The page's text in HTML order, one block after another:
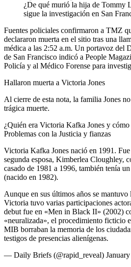
¿De qué murió la hija de Tommy
sigue la investigación en San
Fuentes policiales confirmaron a TMZ
declararon muerta en el sitio tras una
médica a las 2:52 a.m. Un portavoz del
de San Francisco indicó a People
Policía y al Médico Forense para
Hallaron muerta a Victoria Jones
Al cierre de esta nota, la familia Jones
trágica muerte.
¿Quién era Victoria Kafka Jones y
Problemas con la Justicia y fianzas
Victoria Kafka Jones nació en 1991.
segunda esposa, Kimberlea Cloughley,
casado de 1981 a 1996, también tenía
(nacido en 1982).
Aunque en sus últimos años se mantuvo
Victoria tuvo varias participaciones
debut fue en «Men in Black II» (2002)
«neuralizada», el procedimiento ficticio
MIB borraban la memoria de los
testigos de presencias alienígenas.
— Daily Briefs (@rapid_reveal)